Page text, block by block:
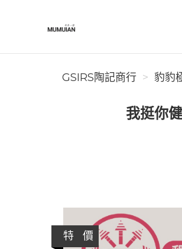
GSIRS陶記商行
GSIRS陶記商行
豹豹
我挺你
特 價